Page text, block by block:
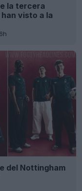
la tercera
visto a la
6h
del Nottingham